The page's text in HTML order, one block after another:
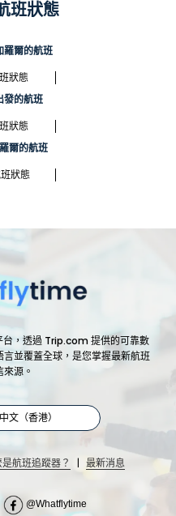
班狀態
羅爾的航班
狀態
發的航班
狀態
爾的航班
狀態
，透過 Trip.com 提供的可靠數
並覆蓋全球，是您掌握最新航班
源。
文（香港）
航班追蹤器？ | 最新消息
@Whatflytime